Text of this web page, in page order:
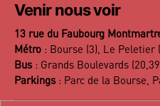
Venir nous voir
13 rue du Faubourg
Métro : Bourse (3), Le Peletier
Bus: Grands Boulevards
Parkings: Parc de la Bourse,